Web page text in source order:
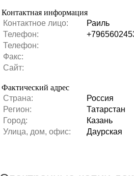
Контактная информация
Контактное лицо:
Раиль
Телефон:
Телефон:
Факс:
Сайт:
Фактический адрес
Страна:
Россия
Регион:
Татарстан
Город:
Казань
Улица, дом, офис:
Даурская